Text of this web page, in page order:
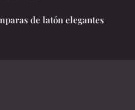
de latón elegantes